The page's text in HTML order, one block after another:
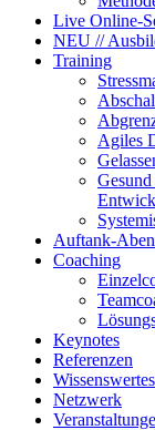
Live Online-
NEU //
Training
Agiles
Auftank-
Coaching
Keynotes
Referenzen
Wissenswertes
Netzwerk